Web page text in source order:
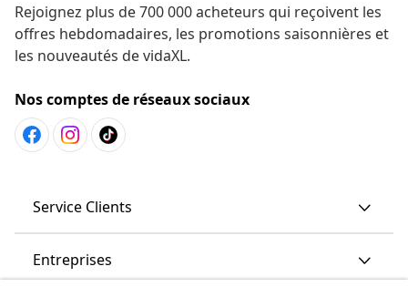
Rejoignez plus de 700 000 acheteurs qui reçoivent les
offres hebdomadaires, les promotions saisonnières et
les nouveautés de vidaXL.
Nos comptes de réseaux sociaux
Service Clients
Entreprises